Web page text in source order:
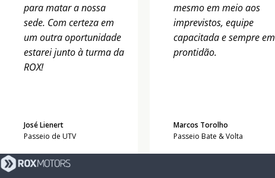
para matar a nossa
sede. Com certeza em
um outra oportunidade
estarei junto à turma da
ROX!
José Lienert
Passeio de UTV
mesmo em meio aos
imprevistos, equipe
capacitada e sempre em
prontidão.
Marcos Torolho
Passeio Bate & Volta